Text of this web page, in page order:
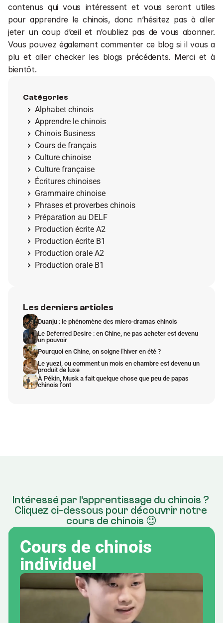
contenus qui vous intéressent et vous seront utiles
pour apprendre le chinois, donc n’hésitez pas à aller
jeter un coup d’œil et n’oubliez pas de vous abonner.
Vous pouvez également commenter ce blog si il vous a
plu et aller checker les blogs précédents. Merci et à
bientôt.
Catégories
Alphabet chinois
Apprendre le chinois
Chinois Business
Cours de français
Culture chinoise
Culture française
Écritures chinoises
Grammaire chinoise
Phrases et proverbes chinois
Préparation au DELF
Production écrite A2
Production écrite B1
Production orale A2
Production orale B1
Les derniers articles
Duanju : le phénomène des micro-dramas chinois
Le Deferred Desire : en Chine, ne pas acheter est devenu
un pouvoir
Pourquoi en Chine, on soigne l'hiver en été ?
Le yuezi, ou comment un mois en chambre est devenu un
produit de luxe
À Pékin, Musk a fait quelque chose que peu de papas
chinois font
Intéressé par l'apprentissage du chinois ?
Cliquez ci-dessous pour découvrir notre
cours de chinois 😉
Cours de chinois
individuel